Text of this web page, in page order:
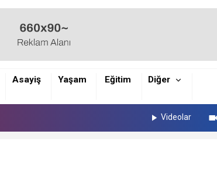
Asayiş Yaşam Eğitim Diğer
Videolar